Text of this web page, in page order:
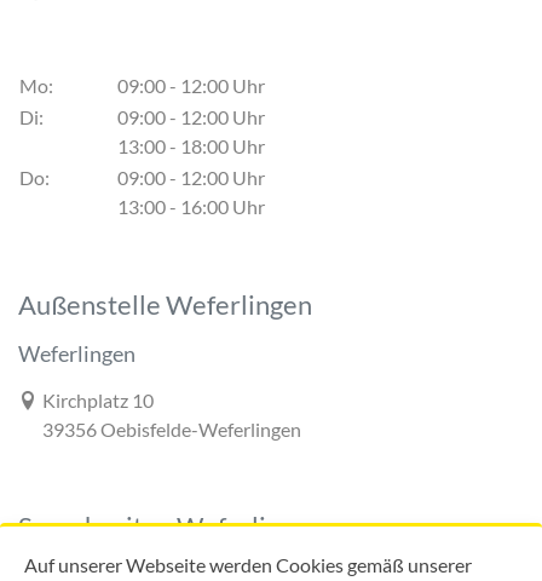
Auf unserer Webseite werden Cookies gemäß unserer
Mo:
09:00 - 12:00 Uhr
Di:
09:00 - 12:00 Uhr
13:00 - 18:00 Uhr
Do:
09:00 - 12:00 Uhr
13:00 - 16:00 Uhr
Außenstelle Weferlingen
Weferlingen
Link zur Google-Maps Navigation
Kirchplatz 10
39356 Oebisfelde-Weferlingen
Sprechzeiten Weferlingen